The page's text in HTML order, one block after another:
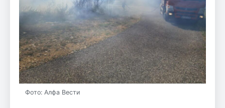
Фото: Алфа Вести